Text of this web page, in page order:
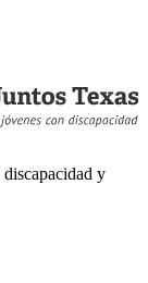
y